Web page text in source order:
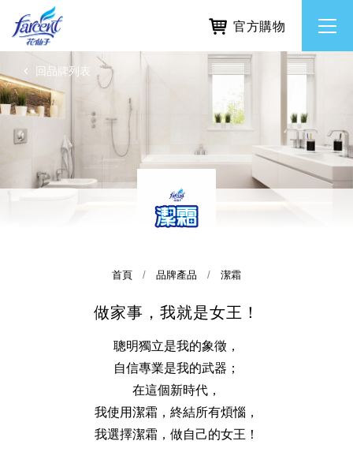
English
使命與核心價值
香氛去味
居家清潔洗劑
居家打掃工具
利害關係人互動與經營
透過各種型態及管道與利害關係人建立友善溝通平台
股東會相關重要事項與發佈
協助解決您對產品的疑問
官方購物
回品牌列表
首頁 品牌產品 潔霜
做家事，我就是女王！
聰明獨立是我的象徵，
自信專業是我的武器；
在這個新時代，
我使用潔霜，終結所有煩惱，
我選擇潔霜，做自己的女王！